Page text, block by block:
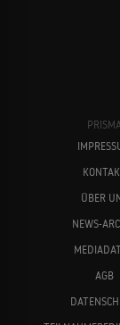
PRISMA
ÜBER
NEWS-
AGB